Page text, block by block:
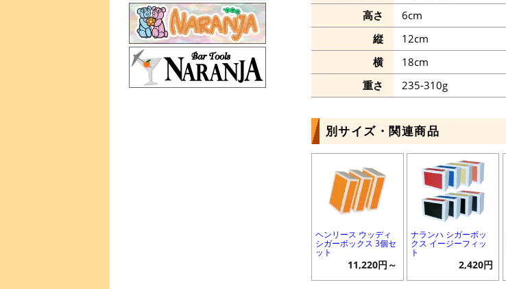
高さ
6cm
縦
12cm
横
18cm
重さ
235-310g
別サイズ・関連商品
ヘンリース ウッディ
シガーボックス 3個セ
ット
11,220円～
ナランハ シガーボッ
クス イージーフィッ
ト
2,420円